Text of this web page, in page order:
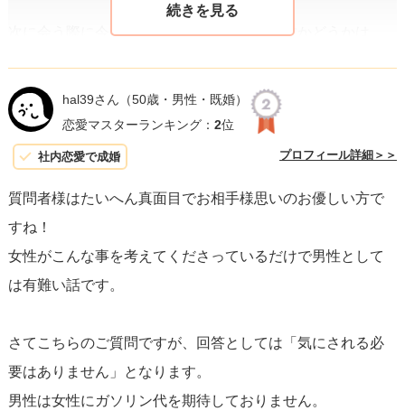
次に会う際に今回のガソリン代を含めて渡すかどうかは、
ます。
例えば、「前は送ってくれてありがとう、今回はガ
ソリン代を出したいな」とメッセージを送るなどしてみま
しょう。これにより、相手がガソリン代を受け取るかどう
しかし、もし相手がお金の話を避けたり、気にしないでく
れと言う場合は、 無理に支払う必要はなく、代わりに次の
デートでコーヒーや何かをおごるなど、他の方法で感謝を
持ちを伝えることであり、それが具体的な額の支払いであ
る必要はありません。
hal39さん （50歳・男性・既婚）
恋愛マスターランキング： 2位
社内恋愛で成婚 プロフィール詳細＞＞
質問者様はたいへん真面目でお相手様思いのお優しい方で
すね！
女性がこんな事を考えてくださっているだけで男性として
は有難い話です。
さてこちらのご質問ですが、回答としては「気にされる必
要はありません」となります。
男性は女性にガソリン代を期待しておりません。